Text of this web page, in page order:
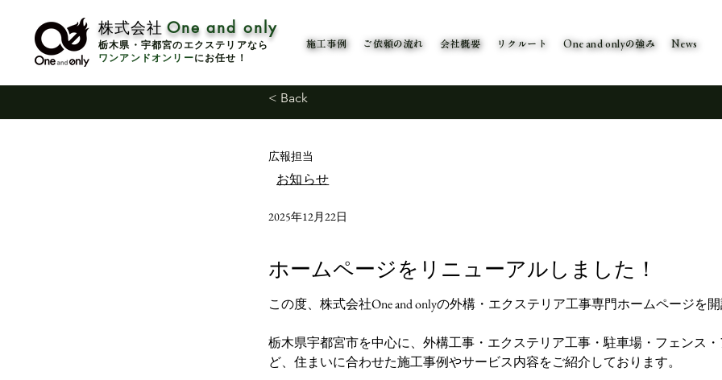
​株式会社 One and only
​栃木県・宇都宮のエクステリアなら
ワンアンドオンリーにお任せ！
施工事例 ご依頼の流れ 会社概要 リクルート One and onlyの強み News
< Back
広報担当
お知らせ
2025年12月22日
ホームページをリニューアルしました！
この度、株式会社One and onlyの外構・エクステリア工事専門ホームページを開
栃木県宇都宮市を中心に、外構工事・エクステリア工事・駐車場・フェンス
ど、住まいに合わせた施工事例やサービス内容をご紹介しております。